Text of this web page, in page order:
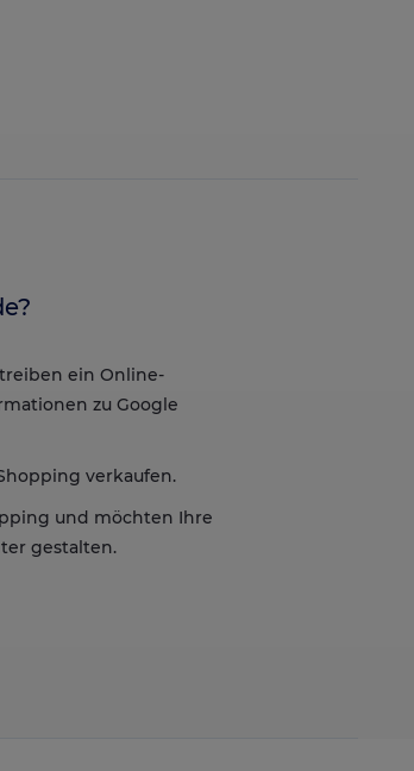
ein Online-
zu Google
verkaufen.
und möchten Ihre
gestalten.